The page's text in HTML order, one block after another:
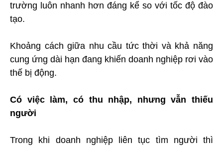
trường luôn nhanh hơn đáng kể so với tốc độ đào
tạo.
Khoảng cách giữa nhu cầu tức thời và khả năng
cung ứng dài hạn đang khiến doanh nghiệp rơi vào
thế bị động.
Có việc làm, có thu nhập, nhưng vẫn thiếu
người
Trong khi doanh nghiệp liên tục tìm người thì